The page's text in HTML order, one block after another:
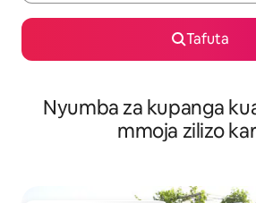
Tafuta
Nyumba za kupanga
mmoja zilizo